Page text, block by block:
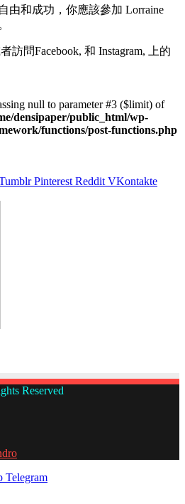
由和成功，你應該參加 Lorraine
訪問Facebook, 和 Instagram, 上的
null to parameter #3 ($limit) of
densipaper/public_html/wp-
functions/post-functions.php
Pinterest Reddit VKontakte
Reserved
Telegram